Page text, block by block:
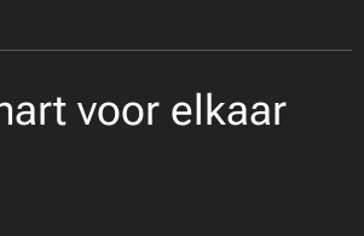
voor elkaar